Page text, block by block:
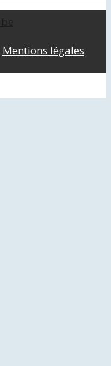
Mentions légales